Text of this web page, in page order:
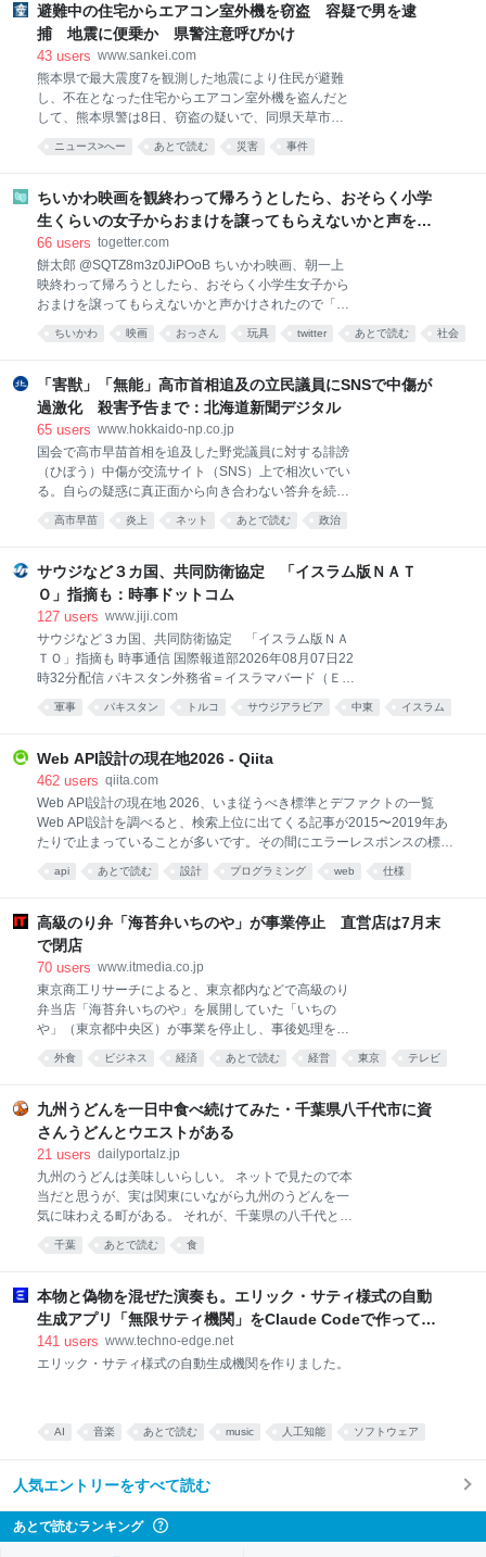
ぶりに嗅ぐ畳の
が、そのライブを起点に彼女独自の音楽観を探る。80歳を迎えた今なお
進化を続ける、電子音楽のパイオニアの現在地とは。 私は作曲家、そし
て機械を愛する人。「女性には無理だ」というジェンダーバイアスの中
ておらず、タッチプレートやパッド、シーケンサーを使って無限の音を
生成するシステムを作った。鍵盤を備えたMoogは
避難中の住宅からエアコン室外機を窃盗 容疑で男を逮
捕 地震に便乗か 県警注意呼びかけ
43 users www.sankei.com
熊本県で最大震度7を観測した地震により住民が避難
し、不在となった住宅からエアコン室外機を盗んだと
して、熊本県警は8日、窃盗の疑いで、同県天草市の
無職、森田和伸容疑者（47）を逮捕した。県警は地震
に便乗した可能性があるとして、注意を呼びかけてい
時半ごろの間、上天草市の住宅から時価3万円相当の
室外機を盗んだとしている。 住民は同28日の地震発生
後、近隣の店舗駐車場で車中泊避難。同31日に帰宅し
ニュース>へー あとで読む 災害 事件
ちいかわ映画を観終わって帰ろうとしたら、おそらく小学
生くらいの女子からおまけを譲ってもらえないかと声をか
けられたが、おっさんはこのように返答しました
66 users togetter.com
餅太郎 @SQTZ8m3z0JiPOoB ちいかわ映画、朝一上
映終わって帰ろうとしたら、おそらく小学生女子から
おまけを譲ってもらえないかと声かけされたので「こ
んな時間に一人でちいかわ見に来るようなおっさんは
ほぼ異常者だから関わらないように気をつけて」と返
ちいかわ 映画 おっさん 玩具 twitter あとで読む 社会
「害獣」「無能」高市首相追及の立民議員にSNSで中傷が
過激化 殺害予告まで：北海道新聞デジタル
65 users www.hokkaido-np.co.jp
国会で高市早苗首相を追及した野党議員に対する誹謗
（ひぼう）中傷が交流サイト（SNS）上で相次いでい
る。自らの疑惑に真正面から向き合わない答弁を続け
る首相に詰め寄っているにもかかわらず、野党議員が
集中砲火を浴びる様相だ。首相の支持者らがSNSで拡
政権監視という本来の役割を否定された野党議員は
「炎上」を恐れ、首相への批判を尻込みしかねない状
況という。...
高市早苗 炎上 ネット あとで読む 政治
サウジなど３カ国、共同防衛協定 「イスラム版ＮＡＴ
Ｏ」指摘も：時事ドットコム
127 users www.jiji.com
サウジなど３カ国、共同防衛協定 「イスラム版ＮＡ
ＴＯ」指摘も 時事通信 国際報道部2026年08月07日22
時32分配信 パキスタン外務省＝イスラマバード（ＥＰ
Ａ時事） 【ニューデリー時事】サウジアラビアとパキ
スタン、トルコの３カ国は７日、共同防衛協定を結ん
する攻撃は３カ国すべてに対する攻撃とみなされる」
としている。有事の際は核兵器を持つパキスタンが
「核の傘」を提供する可能性がある。 航行自由確保へ
「海洋防衛連合」 サウジ主導、紅海など対象 名称は
「メッカ共同防衛協定」。イランがサウジなど湾岸諸
強大な軍事力を持つイスラエルの存在が締結の背景に
たは多数派の国で、パキスタンと敵対するインドメデ
ィアからは「イスラム版北大西洋条約機構（ＮＡＴ
Ｏ）」と警戒す
軍事 パキスタン トルコ サウジアラビア 中東 イスラム
Web API設計の現在地2026 - Qiita
462 users qiita.com
Web API設計の現在地 2026、いま従うべき標準とデファクトの一覧
Web API設計を調べると、検索上位に出てくる記事が2015〜2019年あ
たりで止まっていることが多いです。その間にエラーレスポンスの標準
ができ、OAuthのグラントタイプは選択基準が変わり、APIの廃止告知に
までRFCが生えました。 この記事では、Web API設計の主要な領域ごと
のドラフト、大手APIの実装）で確認した結果をまとめます。きっかけ
は2014年の『Web API: The Good Parts』を読んで、そこにあった「仕
様に従う、仕様がなければデファクトに従う」という指針の、その仕様
「その領域で何をすればいいか」と「その根拠はどこにあるか（正式な
RFCなのか、標
api あとで読む 設計 プログラミング web 仕様
高級のり弁「海苔弁いちのや」が事業停止 直営店は7月末
で閉店
70 users www.itmedia.co.jp
東京商工リサーチによると、東京都内などで高級のり
弁当店「海苔弁いちのや」を展開していた「いちの
や」（東京都中央区）が事業を停止し、事後処理を弁
護士に一任した。直営店は7月31日で閉店した。フラ
ンチャイズ店は営業を継続するという。 海苔弁いちの
店を開店。新潟のブランド米「新之助」ともち麦をブ
レンドし、瀬戸内海産ののりや、宮城県塩釜市のちく
わ、高知県・四万十川の青のりを使った磯部揚げな
えるロケ弁当を表彰する第1回日本ロケ弁大賞で金賞
を受賞した。行列のできる店としてテレビやSNSで紹
介され、六本木ヒルズなどにも出店していた。アニメ
「鬼滅の刃」やプロ野球・ヤクルトの選手とのコラボ
た。東京商工リサーチは「原
外食 ビジネス 経済 あとで読む 経営 東京 テレビ
九州うどんを一日中食べ続けてみた・千葉県八千代市に資
さんうどんとウエストがある
21 users dailyportalz.jp
九州のうどんは美味しいらしい。 ネットで見たので本
当だと思うが、実は関東にいながら九州のうどんを一
気に味わえる町がある。 それが、千葉県の八千代とい
う所なのだが、なんだかそこに、九州の人気うどんチ
ェーン店が集結してしまっているのであった。 では今
中満喫してみたいと思うよ！ 親と犬も道連れで。 多
摩在住のイラストライター。諸メディアにおいて、フ
マジメなイラストや文章を描くことを専門としながら
るなど、波乱の人生を送った後に、新たなるありのま
記事：九州うどんを一日中食べ続けてみた ＞ 個人サイ
千葉 あとで読む 食
本物と偽物を混ぜた演奏も。エリック・サティ様式の自動
生成アプリ「無限サティ機関」をClaude Codeで作って公
開した（CloseBox） | テクノエッジ TechnoEdge
141 users www.techno-edge.net
エリック・サティ様式の自動生成機関を作りました。
AI 音楽 あとで読む music 人工知能 ソフトウェア
人気エントリーをすべて読む
あとで読むランキング